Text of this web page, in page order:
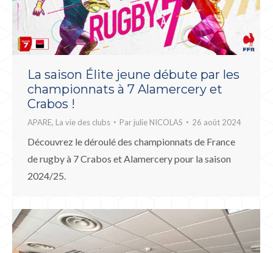
La saison Élite jeune débute par les
championnats à 7 Alamercery et
Crabos !
APARE, La vie des clubs Par julie NICOLAS 26 août 2024
Découvrez le déroulé des championnats de France
de rugby à 7 Crabos et Alamercery pour la saison
2024/25.